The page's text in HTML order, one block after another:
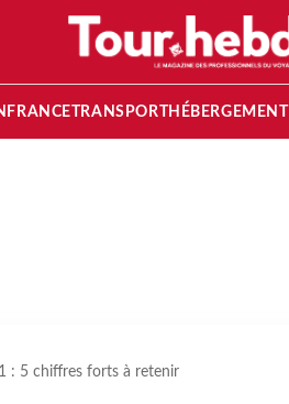
FRANCETRANSPORT HÉBERGEMENT
: 5 chiffres forts à retenir